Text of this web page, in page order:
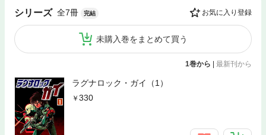
シリーズ 全7冊 完結 お気に入り登録
未購入巻をまとめて買う
1巻から 最新刊から
ラグナロック・ガイ（1）
330